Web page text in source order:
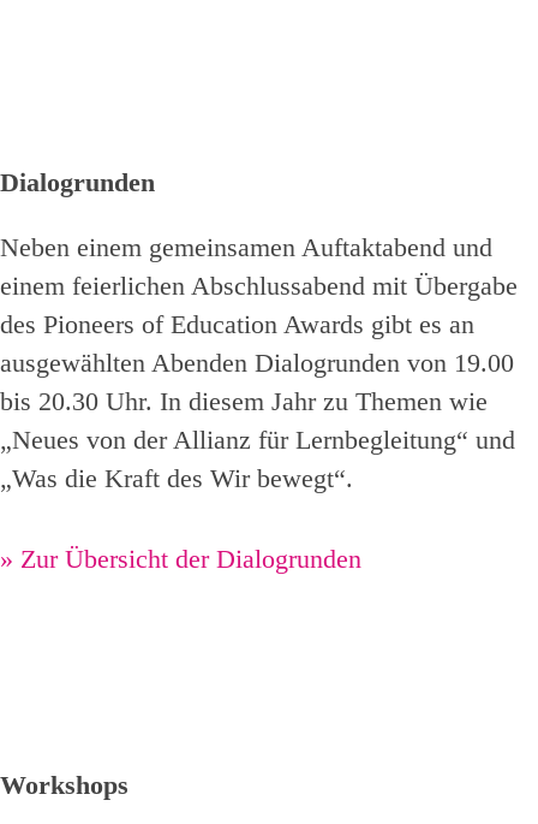
Dialogrunden
Neben einem gemeinsamen Auftaktabend und
einem feierlichen Abschlussabend mit Übergabe
des Pioneers of Education Awards gibt es an
ausgewählten Abenden Dialogrunden von 19.00
bis 20.30 Uhr. In diesem Jahr zu Themen wie
„Neues von der Allianz für Lernbegleitung“ und
„Was die Kraft des Wir bewegt“.
» Zur Übersicht der Dialogrunden
Workshops